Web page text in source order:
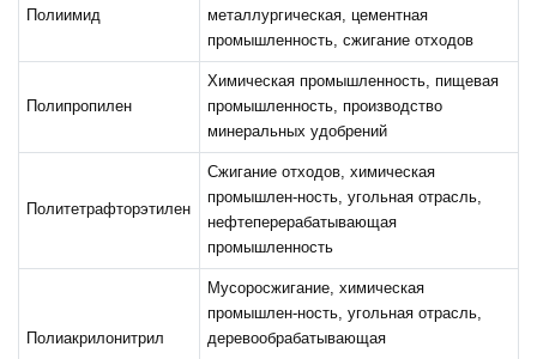
Полиимид
металлургическая, цементная
промышленность, сжигание отходов
Полипропилен
Химическая промышленность, пищевая
промышленность, производство
минеральных удобрений
Политетрафторэтилен
Сжигание отходов, химическая
промышлен-ность, угольная отрасль,
нефтеперерабатывающая
промышленность
Полиакрилонитрил
Мусоросжигание, химическая
промышлен-ность, угольная отрасль,
деревообрабатывающая